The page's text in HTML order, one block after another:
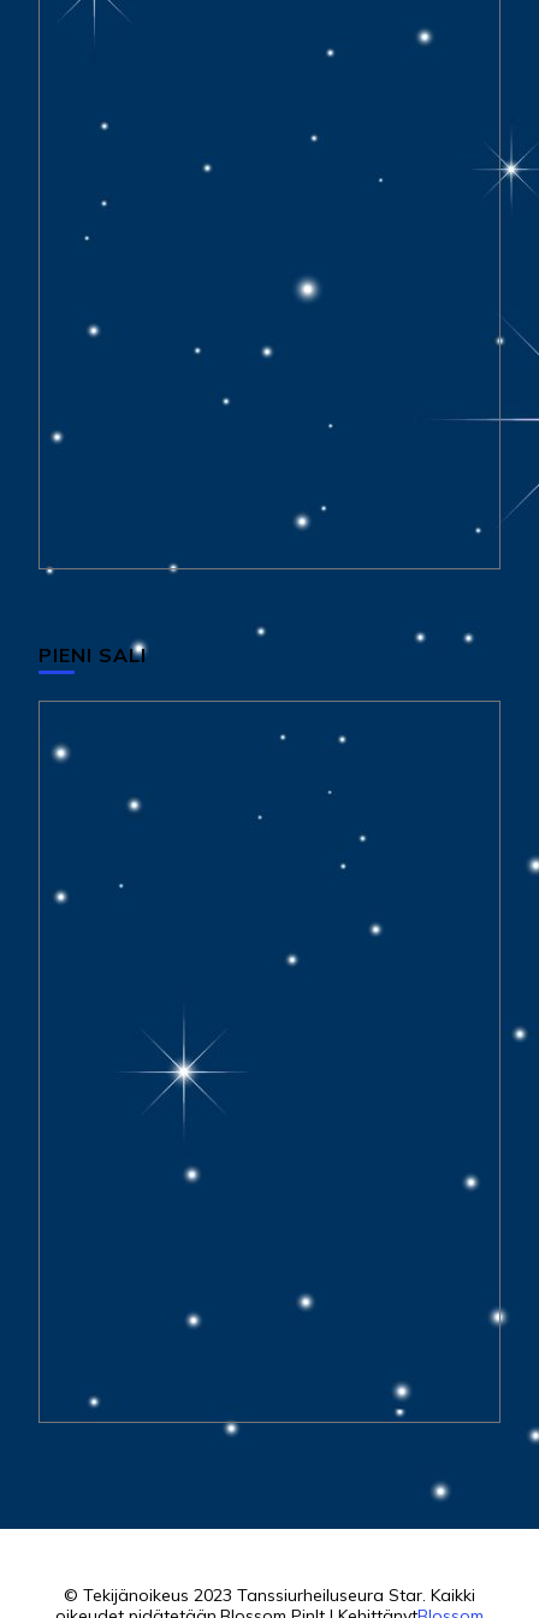
PIENI SALI
© Tekijänoikeus 2023 Tanssiurheiluseura Star. Kaikki